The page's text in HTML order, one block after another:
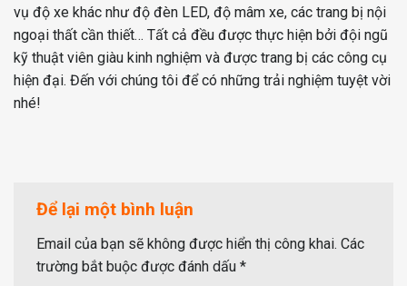
vụ độ xe khác như độ đèn LED, độ mâm xe, các trang bị nội
ngoại thất cần thiết… Tất cả đều được thực hiện bởi đội ngũ
kỹ thuật viên giàu kinh nghiệm và được trang bị các công cụ
hiện đại. Đến với chúng tôi để có những trải nghiệm tuyệt vời
nhé!
Để lại một bình luận
Email của bạn sẽ không được hiển thị công khai. Các
trường bắt buộc được đánh dấu *